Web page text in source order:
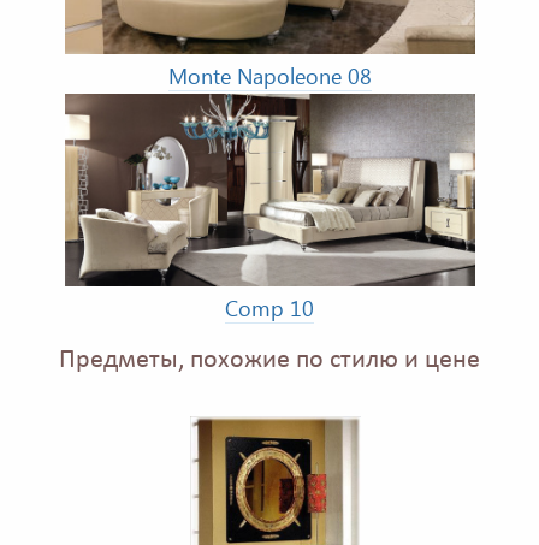
Monte Napoleone 08
Comp 10
Предметы, похожие по стилю и цене